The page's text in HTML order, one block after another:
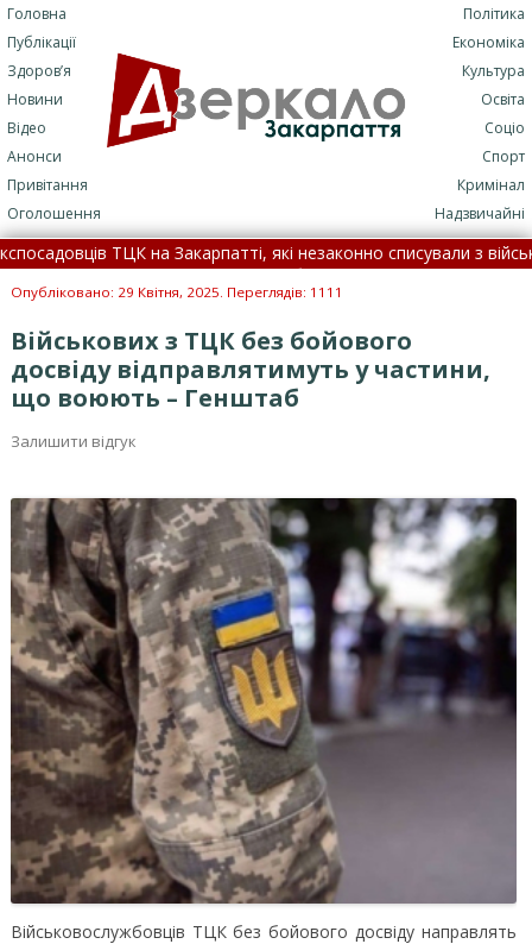
Головна
Публікації
Здоров’я
Новини
Відео
Анонси
Привітання
Оголошення
Політика
Економіка
Культура
Освіта
Соціо
Спорт
Кримінал
Надзвичайні
ТЦК на Закарпатті, які незаконно списували з
смертельна ДТП: подробиці трагедії (+ФОТО)• 7
Опубліковано: 29 Квітня, 2025. Переглядів: 1111
Військових з ТЦК без бойового
досвіду відправлятимуть у частини,
що воюють – Генштаб
Залишити відгук
Військовослужбовців ТЦК без бойового досвіду направлять